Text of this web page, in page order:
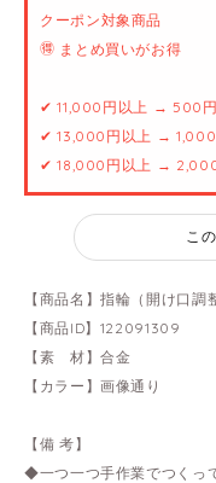
クーポン対象商品
🉐 まとめ買いがお得
✔ 11,000円以上 → 500円
✔ 13,000円以上 → 1,000
✔ 18,000円以上 →
こ
【商品名】指輪（開け口調
【商品ID】122091309
【素 材】合金
【カラー】画像通り
【備 考】
◆一つ一つ手作業でつくっ